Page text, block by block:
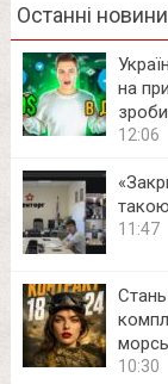
Останні новини
на
12:06
11:47
10:30